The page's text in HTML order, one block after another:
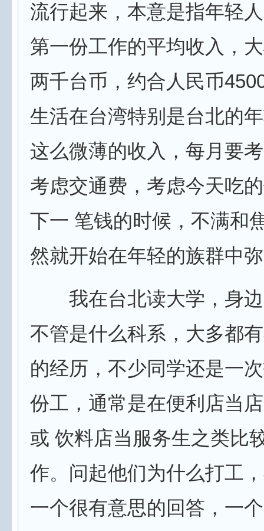
流行起来，本意是指年轻
第一份工作的平均收入，
两千台币，约合人民币
生活在台湾特别是台北的
这么微薄的收入，每月要
考虑交通费，考虑今天吃
下一 笔钱的时候，不满和
然就开始在年轻的族群中
我在台北读大学，身边
不管是什么科系，大多都
的经历，不少同学还是一
份工，通常是在便利店当
或 饮料店当服务生之类比
作。问起他们为什么打工
一个很有意思的回答，一